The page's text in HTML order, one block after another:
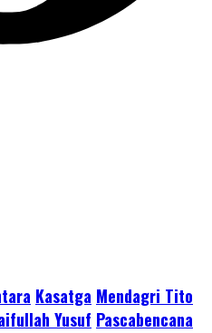
Kasatga Mendagri Tito
Yusuf Pascabencana